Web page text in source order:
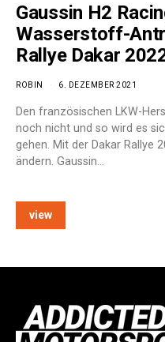
Gaussin H2
Wasserstoff-
Rallye Dakar
ROBIN 6. DEZEMBER 2021
Den französischen LKW-
noch nicht und so wird es
gehen. Mit der Dakar Rallye
ändern. Gaussin…
view